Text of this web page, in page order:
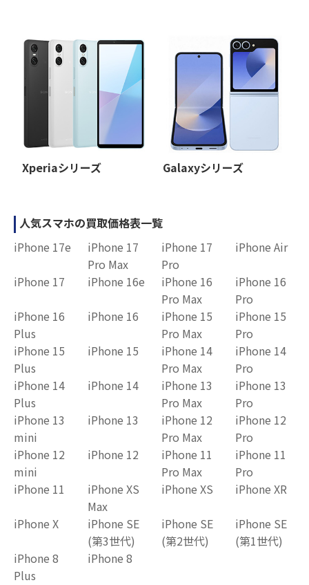
Xperiaシリーズ Galaxyシリーズ
人気スマホの買取価格表一覧
iPhone 17e
iPhone 17
Pro Max
iPhone 17
Pro
iPhone Air
iPhone 17 iPhone 16e
iPhone 16
Pro Max
iPhone 16
Pro
iPhone 16
Plus
iPhone 16
iPhone 15
Pro Max
iPhone 15
Pro
iPhone 15
Plus
iPhone 15
iPhone 14
Pro Max
iPhone 14
Pro
iPhone 14
Plus
iPhone 14
iPhone 13
Pro Max
iPhone 13
Pro
iPhone 13
mini
iPhone 13
iPhone 12
Pro Max
iPhone 12
Pro
iPhone 12
mini
iPhone 12
iPhone 11
Pro Max
iPhone 11
Pro
iPhone 11
iPhone XS
Max
iPhone XS iPhone XR
iPhone X
iPhone SE
(第3世代)
iPhone SE
(第2世代)
iPhone SE
(第1世代)
iPhone 8
Plus
iPhone 8